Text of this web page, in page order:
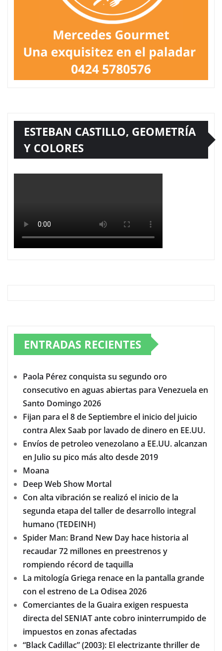
ESTEBAN CASTILLO, GEOMETRÍA
Y COLORES
ENTRADAS RECIENTES
Paola Pérez conquista su segundo oro
consecutivo en aguas abiertas para Venezuela en
Santo Domingo 2026
Fijan para el 8 de Septiembre el inicio del juicio
contra Alex Saab por lavado de dinero en EE.UU.
Envíos de petroleo venezolano a EE.UU. alcanzan
en Julio su pico más alto desde 2019
Moana
Deep Web Show Mortal
Con alta vibración se realizó el inicio de la
segunda etapa del taller de desarrollo integral
humano (TEDEINH)
Spider Man: Brand New Day hace historia al
recaudar 72 millones en preestrenos y
rompiendo récord de taquilla
La mitología Griega renace en la pantalla grande
con el estreno de La Odisea 2026
Comerciantes de la Guaira exigen respuesta
directa del SENIAT ante cobro ininterrumpido de
impuestos en zonas afectadas
“Black Cadillac” (2003): El electrizante thriller de